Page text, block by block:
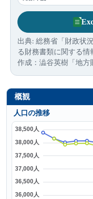
出典: 総務省「財政状
る財務書類に関する情
作成：澁谷英樹「地方
概観
人口の推移